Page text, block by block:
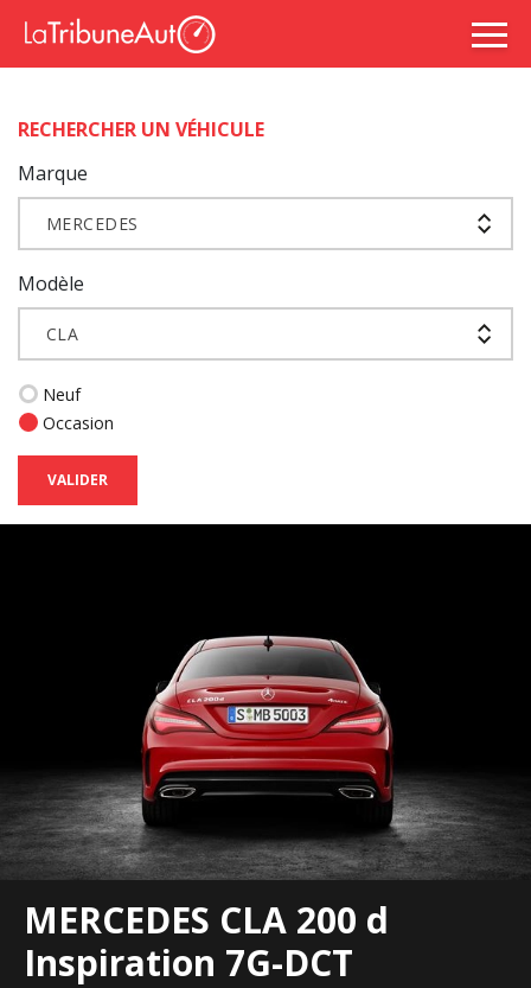
RECHERCHER UN VÉHICULE
Marque
MERCEDES
Modèle
CLA
Neuf
Occasion
VALIDER
MERCEDES CLA 200 d
Inspiration 7G-DCT